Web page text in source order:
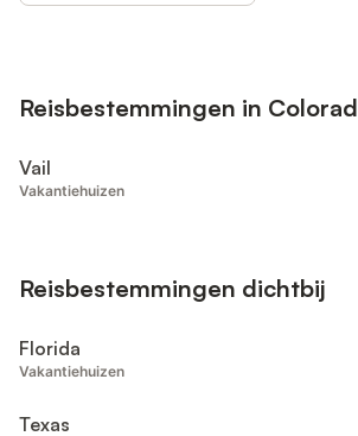
Reisbestemmingen in
Vail
Vakantiehuizen
Reisbestemmingen dichtbij
Florida
Vakantiehuizen
Texas